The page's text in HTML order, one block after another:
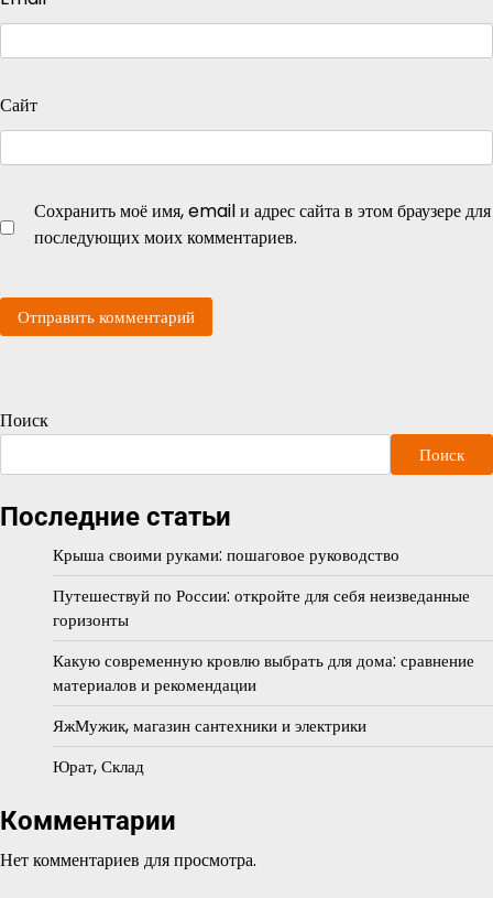
Сайт
Сохранить моё имя, email и адрес сайта в этом браузере для
последующих моих комментариев.
Поиск
Поиск
Последние статьи
Крыша своими руками: пошаговое руководство
Путешествуй по России: откройте для себя неизведанные
горизонты
Какую современную кровлю выбрать для дома: сравнение
материалов и рекомендации
ЯжМужик, магазин сантехники и электрики
Юрат, Склад
Комментарии
Нет комментариев для просмотра.